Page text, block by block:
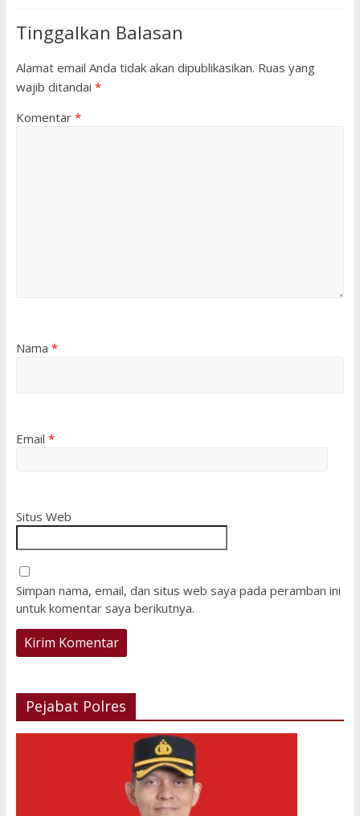
Tinggalkan Balasan
Alamat email Anda tidak akan dipublikasikan. Ruas yang
wajib ditandai *
Komentar *
Nama *
Email *
Situs Web
Simpan nama, email, dan situs web saya pada peramban ini
untuk komentar saya berikutnya.
Pejabat Polres